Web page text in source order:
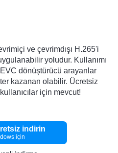
ve çevrimdışı H.265'i
yoludur. Kullanımı
dönüştürücü arayanlar
kazanan olabilir. Ücretsiz
için mevcut!
indirin
için